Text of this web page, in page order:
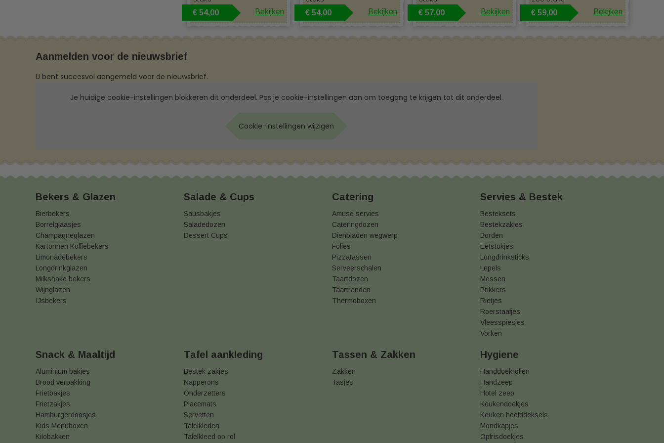
€ 54,00 Bekijken € 54,00 Bekijken € 57,00 Bekijken € 59,00 Bekijken
Aanmelden voor de nieuwsbrief
U bent succesvol aangemeld voor de nieuwsbrief.
Je huidige cookie-instellingen blokkeren dit onderdeel. Pas je cookie-instellingen aan om toegang te krijgen tot dit onderdeel.
Cookie-instellingen wijzigen
Bekers & Glazen
Bierbekers
Borrelglaasjes
Champagneglazen
Kartonnen Koffiebekers
Limonadebekers
Longdrinkglazen
Milkshake bekers
Wijnglazen
IJsbekers
Salade & Cups
Sausbakjes
Saladedozen
Dessert Cups
Catering
Amuse servies
Cateringdozen
Dienbladen wegwerp
Folies
Pizzatassen
Serveerschalen
Taartdozen
Taartranden
Thermoboxen
Servies & Bestek
Besteksets
Bestekzakjes
Borden
Eetstokjes
Longdrinksticks
Lepels
Messen
Prikkers
Rietjes
Roerstaafjes
Vleesspiesjes
Vorken
Snack & Maaltijd
Aluminium bakjes
Brood verpakking
Frietbakjes
Frietzakjes
Hamburgerdoosjes
Kids Menuboxen
Kilobakken
Tafel aankleding
Bestek zakjes
Napperons
Onderzetters
Placemats
Servetten
Tafelkleden
Tafelkleed op rol
Tassen & Zakken
Zakken
Tasjes
Hygiene
Handdoekrollen
Handzeep
Hotel zeep
Keukendoekjes
Keuken hoofddeksels
Mondkapjes
Opfrisdoekjes